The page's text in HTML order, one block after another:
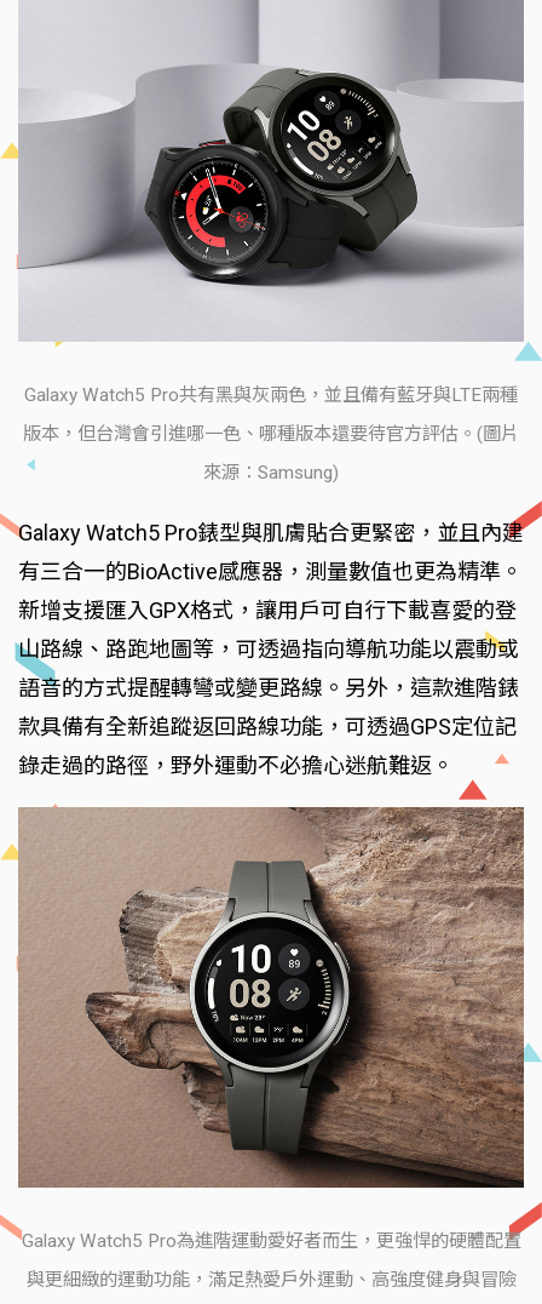
Galaxy Watch5 Pro共有黑與灰兩色，並且備有藍牙與LTE兩種
版本，但台灣會引進哪一色、哪種版本還要待官方評估。(圖片
來源：Samsung)
Galaxy Watch5 Pro錶型與肌膚貼合更緊密，並且內建
有三合一的BioActive感應器，測量數值也更為精準。
新增支援匯入GPX格式，讓用戶可自行下載喜愛的登
山路線、路跑地圖等，可透過指向導航功能以震動或
語音的方式提醒轉彎或變更路線。另外，這款進階錶
款具備有全新追蹤返回路線功能，可透過GPS定位記
錄走過的路徑，野外運動不必擔心迷航難返。
Galaxy Watch5 Pro為進階運動愛好者而生，更強悍的硬體配置
與更細緻的運動功能，滿足熱愛戶外運動、高強度健身與冒險